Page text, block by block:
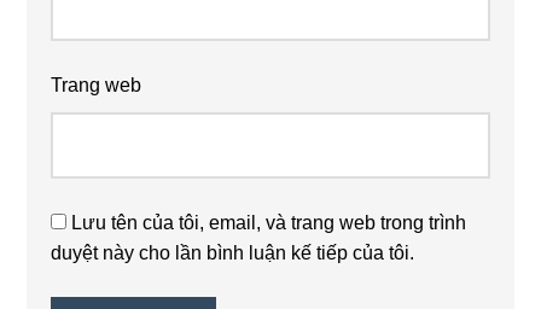
Trang web
Lưu tên của tôi, email, và trang web trong trình
duyệt này cho lần bình luận kế tiếp của tôi.